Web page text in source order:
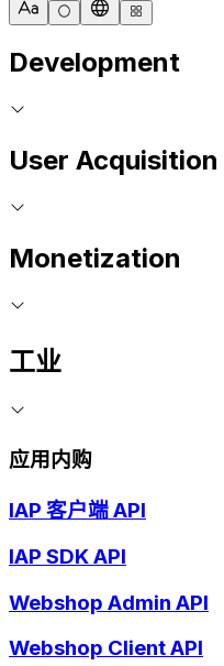
Development
User Acquisition
Monetization
工业
应用内购
IAP 客户端 API
IAP SDK API
Webshop Admin API
Webshop Client API